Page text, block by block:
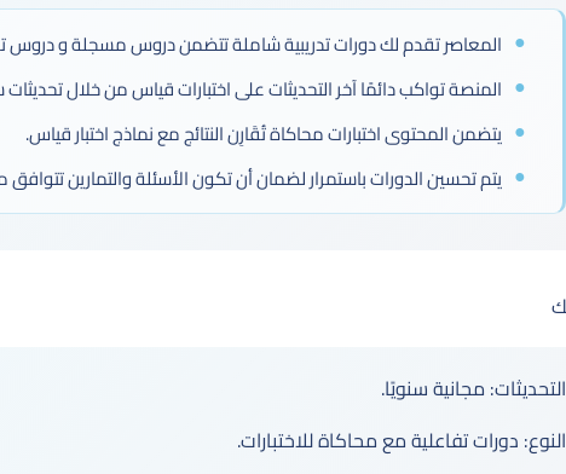
المعاصر تقدم لك دورات تدريبية شاملة تتضمن دروس مسجلة و دروس
المنصة تواكب دائمًا آخر التحديثات على اختبارات قياس من خلال
يتضمن المحتوى اختبارات محاكاة تُقَارِن النتائج مع نماذج اختبار قياس.
يتم تحسين الدورات باستمرار لضمان أن تكون الأسئلة والتمارين تتوافق
التحديثات: مجانية سنويًا.
النوع: دورات تفاعلية مع محاكاة للاختبارات.